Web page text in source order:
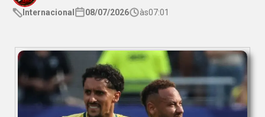
Internacional
08/07/2026 às07:01